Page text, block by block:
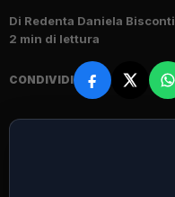
Di Redenta Daniela Bisconti
2 min di lettura
CONDIVIDI